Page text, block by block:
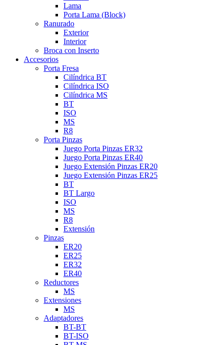
Lama
Porta Lama (Block)
Ranurado
Exterior
Interior
Broca con Inserto
Accesorios
Porta Fresa
Cilíndrica BT
Cilíndrica ISO
Cilíndrica MS
BT
ISO
MS
R8
Porta Pinzas
Juego Porta Pinzas ER32
Juego Porta Pinzas ER40
Juego Extensión Pinzas ER20
Juego Extensión Pinzas ER25
BT
BT Largo
ISO
MS
R8
Extensión
Pinzas
ER20
ER25
ER32
ER40
Reductores
MS
Extensiones
MS
Adaptadores
BT-BT
BT-ISO